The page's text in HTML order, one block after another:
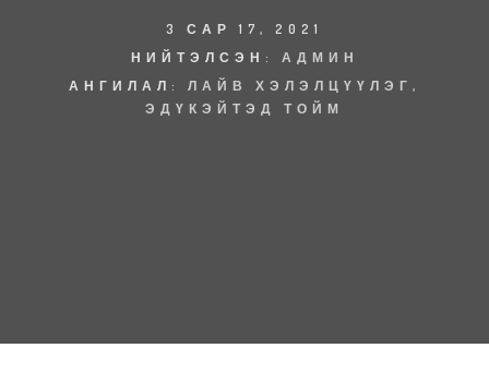
3 САР 17, 2021
НИЙТЭЛСЭН: АДМИН
АНГИЛАЛ: ЛАЙВ ХЭЛЭЛЦҮҮЛЭГ ,
ЭДҮКЭЙТЭД ТОЙМ